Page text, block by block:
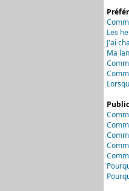
Les
J'ai
Ma